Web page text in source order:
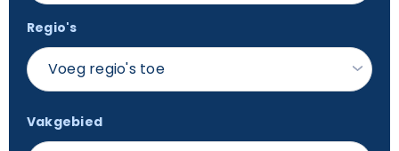
Regio's
Voeg regio's toe
Vakgebied